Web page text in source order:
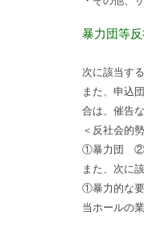
暴力団等
次に該当す
また、申込
合は、催告
＜反社会的
①暴力団 ②
また、次に
①暴力的な
当ホールの